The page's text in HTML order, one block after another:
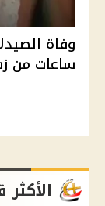
وفاة
ساعات من
الأكثر